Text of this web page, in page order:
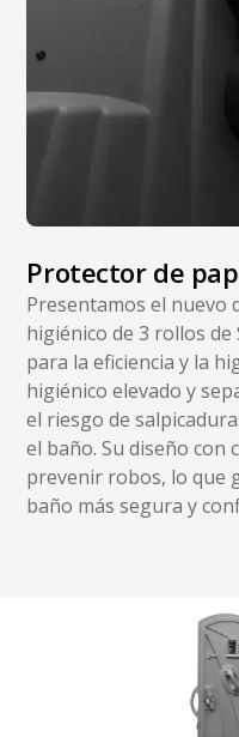
Protector de
Presentamos el nuevo
higiénico de 3 rollos
para la eficiencia y la
higiénico elevado y
el riesgo de
el baño. Su diseño con
prevenir robos, lo que
baño más segura y